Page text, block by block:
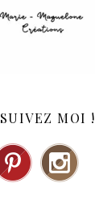
SUIVEZ MOI !